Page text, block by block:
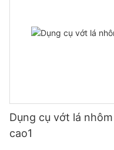
Dụng cụ vớt lá
cao1